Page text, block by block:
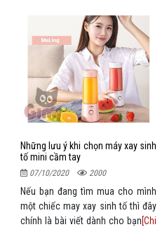
Những lưu ý khi chọn máy xay sinh
tố mini cầm tay
07/10/2020 2000
Nếu bạn đang tìm mua cho mình
một chiếc may xay sinh tố thì đây
chính là bài viết dành cho bạn[Chi